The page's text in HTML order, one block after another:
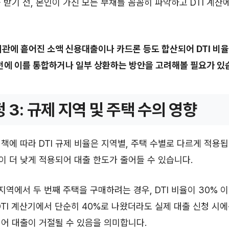
받기 전, 본인이 가진 모든 부채를 꼼꼼히 파악하고 DTI 계산
에 흩어진 소액 신용대출이나 카드론 등도 합산되어 DTI 비
에 이를 통합하거나 일부 상환하는 방안을 고려해볼 필요가 있
3: 규제 지역 및 주택 수의 영향
에 따라 DTI 규제 비율은 지역별, 주택 수별로 다르게 적용
더 낮게 적용되어 대출 한도가 줄어들 수 있습니다.
역에서 두 번째 주택을 구매하려는 경우, DTI 비율이 30%
계산기에서 단순히 40%로 나왔더라도 실제 대출 신청 시
대출이 거절될 수 있음을 의미합니다.